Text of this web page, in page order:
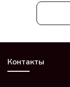
Контакты